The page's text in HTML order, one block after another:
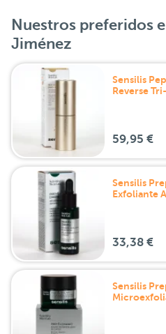
Nuestros preferidos
Jiménez
Sensilis
Reverse
59,95 €
Sensilis
Exfoliante
33,38 €
Sensilis